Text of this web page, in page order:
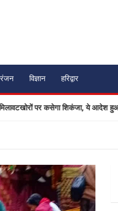
विज्ञान हरिद्वार
पर कसेगा शिकंजा, ये आदेश हुआ जारी